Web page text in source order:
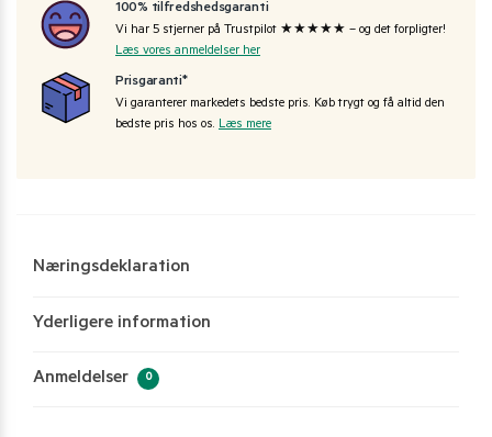
100% tilfredshedsgaranti
Vi har 5 stjerner på Trustpilot ★★★★★ – og det forpligter!
Læs vores anmeldelser her
Prisgaranti*
Vi garanterer markedets bedste pris. Køb trygt og få altid den
bedste pris hos os. Læs mere
Næringsdeklaration
Yderligere information
Anmeldelser 0